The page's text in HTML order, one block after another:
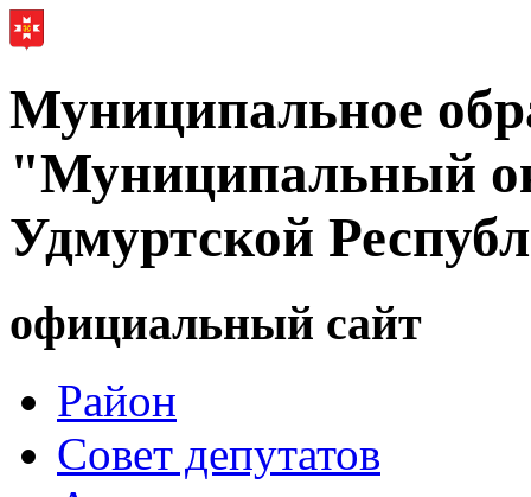
Муниципальное
"Муниципальный
Удмуртской
официальный сайт
Район
Совет депутатов